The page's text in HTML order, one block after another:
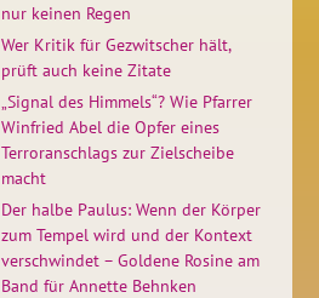
nur keinen Regen
Wer Kritik für Gezwitscher hält,
prüft auch keine Zitate
„Signal des Himmels“? Wie Pfarrer
Winfried Abel die Opfer eines
Terroranschlags zur Zielscheibe
macht
Der halbe Paulus: Wenn der Körper
zum Tempel wird und der Kontext
verschwindet – Goldene Rosine am
Band für Annette Behnken